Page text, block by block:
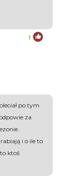
1
po tym
za
i o ile to
ktoś